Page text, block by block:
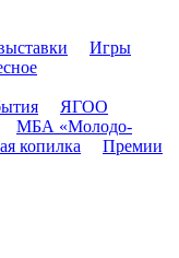
Игры
ЯГОО
МБА «Молодо-
копилка
Премии